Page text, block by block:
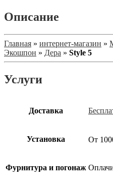
Описание
Главная » интернет-магазин »
Экошпон » Дера » Style 5
Услуги
Доставка
Установка От
Фурнитура и погонаж